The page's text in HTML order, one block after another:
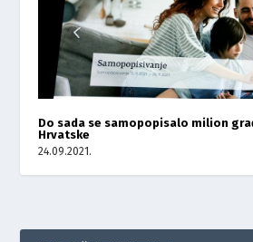
Do sada se samopopisalo milion
Hrvatske
24.09.2021.